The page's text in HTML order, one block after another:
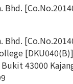
Bhd.
Bhd.
[DKU040(B)]
43000